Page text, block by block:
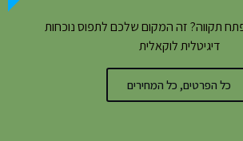
תקווה? זה המקום שלכם לתפוס נוכחות
דיגיטלית לוקאלית
כל הפרטים, כל המחירים